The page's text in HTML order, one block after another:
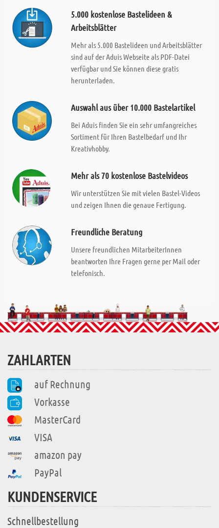
5.000 kostenlose Bastelideen &
Arbeitsblätter
Mehr als 5.000 Bastelideen und Arbeitsblätter
sind auf der Aduis Webseite als PDF-Datei
verfügbar und Sie können diese gratis
herunterladen.
Auswahl aus über 10.000 Bastelartikel
Bei Aduis finden Sie ein sehr umfangreiches
Sortiment für Ihren Bastelbedarf und Ihr
Kreativhobby.
Mehr als 70 kostenlose Bastelvideos
Wir unterstützen Sie mit vielen Bastel-Videos
und zeigen Ihnen die genaue Fertigung.
Freundliche Beratung
Unsere freundlichen MitarbeiterInnen
beantworten Ihre Fragen gerne per Mail oder
telefonisch.
ZAHLARTEN
auf Rechnung
Vorkasse
MasterCard
VISA
amazon pay
PayPal
KUNDENSERVICE
Schnellbestellung